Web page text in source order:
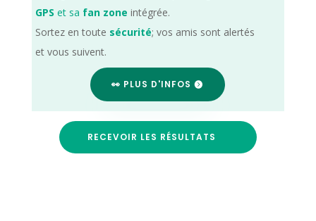
GPS et sa fan zone intégrée.
Sortez en toute sécurité; vos amis sont alertés
et vous suivent.
👀 PLUS D'INFOS
RECEVOIR LES RÉSULTATS